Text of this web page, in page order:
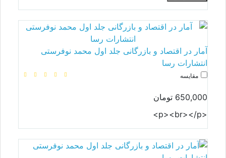
آمار در اقتصاد و بازرگانی جلد اول محمد نوفرستی
انتشارات رسا
مقایسه
650,000 تومان